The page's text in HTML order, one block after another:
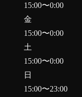
15:00〜0:00
金
15:00〜0:00
土
15:00〜0:00
日
15:00〜23:00